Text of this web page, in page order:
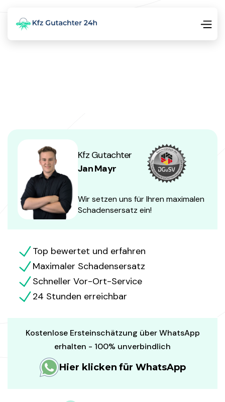
Kfz Gutachter
Jan Mayr
Wir setzen uns für Ihren maximalen
Schadensersatz ein!
Top bewertet und erfahren
Maximaler Schadensersatz
Schneller Vor-Ort-Service
24 Stunden erreichbar
Kostenlose Ersteinschätzung über WhatsApp
erhalten - 100% unverbindlich
Hier klicken für WhatsApp